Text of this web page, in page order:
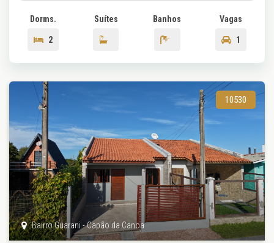
Dorms.
2
Suítes Banhos Vagas
1
10530
Bairro Guarani - Capão da Canoa